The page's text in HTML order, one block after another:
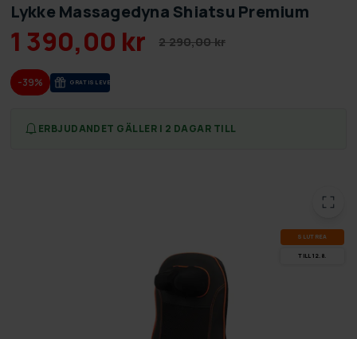
Lykke Massagedyna Shiatsu Premium
1 390,00 kr 2 290,00 kr
-39% GRA­TIS LE­VE­RANS
ERBJUDANDET GÄLLER I 2 DAGAR TILL
SLUT­REA
TILL 12.8.